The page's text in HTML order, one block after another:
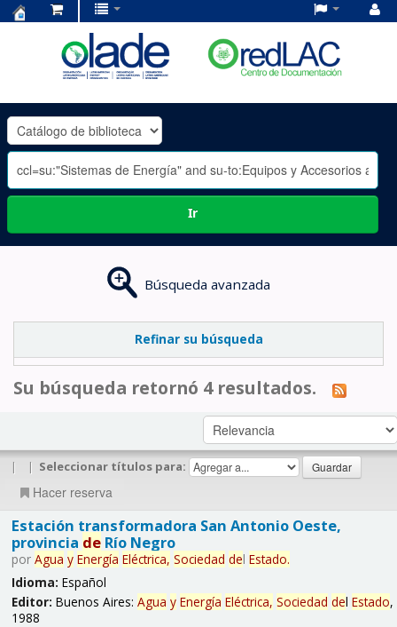
OLADE
-
Ir
Búsqueda avanzada
Refinar su búsqueda
Su búsqueda retornó 4 resultados.
| | Seleccionar títulos para:
Hacer reserva
Estación transformadora San Antonio Oeste,
provincia deRío Negro
por Agua y Energía Eléctrica, Sociedad del Estado.
Idioma: Español
Editor: Buenos Aires: Agua y Energía Eléctrica, Sociedad del Estado,
1988